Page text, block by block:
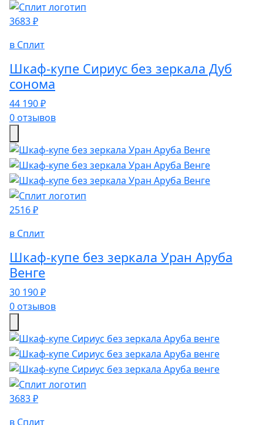
3683 ₽
в Сплит
Шкаф-купе Сириус без зеркала Дуб
сонома
44 190 ₽
0 отзывов
2516 ₽
в Сплит
Шкаф-купе без зеркала Уран Аруба
Венге
30 190 ₽
0 отзывов
3683 ₽
в Сплит